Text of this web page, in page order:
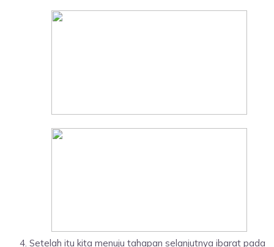
Setelah itu kita menuju tahapan selanjutnya ibarat pada